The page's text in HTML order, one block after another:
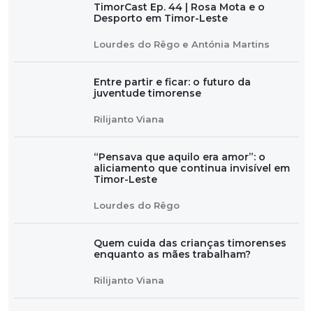
TimorCast Ep. 44 | Rosa Mota e o
Desporto em Timor-Leste
Lourdes do Rêgo e Antónia Martins
Entre partir e ficar: o futuro da
juventude timorense
Rilijanto Viana
“Pensava que aquilo era amor”: o
aliciamento que continua invisível em
Timor-Leste
Lourdes do Rêgo
Quem cuida das crianças timorenses
enquanto as mães trabalham?
Rilijanto Viana